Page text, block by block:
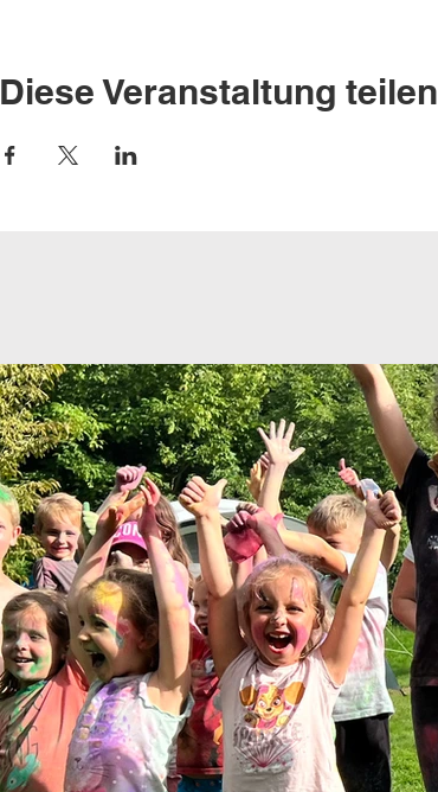
Diese Veranstaltung teilen